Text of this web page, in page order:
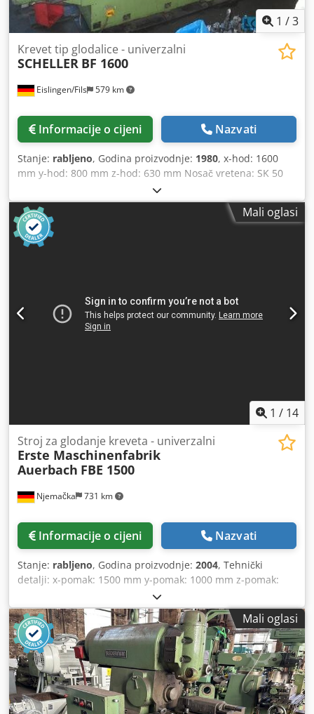
1 /3
Eislingen/Fils 579 km
Krevet tip glodalice - univerzalni
SCHELLER BF 1600
Informacije o cijeni Nazvati
Stanje: rabljeno, Godina proizvodnje: 1980, x-hod: 1600
mm y-hod: 800 mm z-hod: 630 mm Nosač vretena: SK 50
Brzina dodavanja: 10-6000mm/min Brzi hod: 6 m/min
Raspon broja okretaja - beskonačno promjenjiv: 20-2000
o/min maksimalna nosivost stola: 5000 kg Dimenzije
upravljačkog ormara: 1800 x 530 x 2000 mm Dedpfx
Ascxxrnedqeck Ukupna potrebna snaga: 18 kW Težina
NC-upravljanim rotacijskim stolom diam. 630 mm,
hidraulično stezanje alata, sustav rashladnog sredstva,
sustav transporta strugotine, horizontalno i vertikalno
Mali oglasi
1 / 14
Njemačka 731 km
Stroj za glodanje kreveta - univerzalni
Erste Maschinenfabrik
Auerbach FBE 1500
Informacije o cijeni Nazvati
Stanje: rabljeno, Godina proizvodnje: 2004, Tehnički
detalji: x-pomak: 1500 mm y-pomak: 1000 mm z-pomak:
1000 mm Dcodpfx Adou Nc Rijqok Upravljanje programom:
TNC 530 Radni sati vretena: još nije poznato h Raspon
broja okretaja glavno vreteno: 1: 30 do 930 i 2: 930 do 4000
/ kontinuirano promjenjivo o/min Priključak alata
horizontalno/vertikalno: SK 50 (DIN 69871/DIN 69872 tip A)
Moment na vretenu: 1000 Nm Glava vretena zakretna lijevo
i desno: 90° Posmak: 1 - 6000 mm/min Sila posmaka: 30 kN
Brzi hod: 15 m/min Broj alata: 1 kom. Površina stola (D x Š):
Mali oglasi